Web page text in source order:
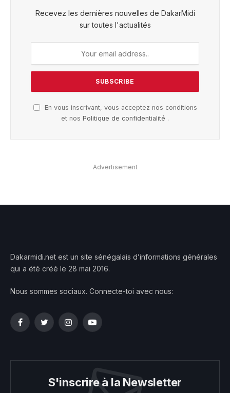
Recevez les dernières nouvelles de DakarMidi
sur toutes l'actualités
En vous inscrivant, vous acceptez nos conditions
et nos Politique de confidentialité .
Advertisement
Dakarmidi.net est un site sénégalais d’informations générales
qui a été créé le 28 mai 2016.
Nous sommes sociaux. Connecte-toi avec nous:
FacebookTwitterInstagramYouTube
S'inscrire à la Newsletter